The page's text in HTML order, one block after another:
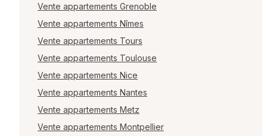
Vente appartements Grenoble
Vente appartements Nîmes
Vente appartements Tours
Vente appartements Toulouse
Vente appartements Nice
Vente appartements Nantes
Vente appartements Metz
Vente appartements Montpellier